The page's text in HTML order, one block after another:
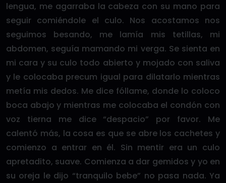
lengua, me agarraba la cabeza con su mano para
seguir comiéndole el culo. Nos acostamos nos
seguimos besando, me lamía mis tetillas, mi
abdomen, seguía mamando mi verga. Se sienta en
mi cara y su culo todo abierto y mojado con saliva
y le colocaba precum igual para dilatarlo mientras
metía mis dedos. Me dice fóllame, donde lo coloco
boca abajo y mientras me colocaba el condón con
voz tierna me dice “despacio” por favor. Me
calentó más, la cosa es que se abre los cachetes y
comienzo a entrar en él. Sin mentir era un culo
apretadito, suave. Comienza a dar gemidos y yo en
su oreja le dijo “tranquilo bebe” no pasa nada. Ya